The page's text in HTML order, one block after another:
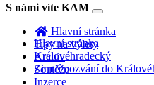
S námi víte KAM
Toggle
navigation
Hlavní stránka
Tipy na výlety
Archiv
Soutěže
Inzerce
Hlavní stránka
Královéhradecký
Zimní pozvání do